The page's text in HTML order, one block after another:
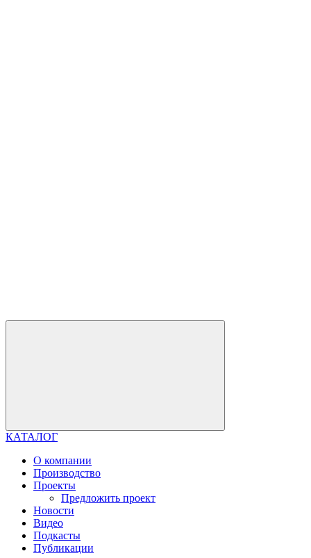
КАТАЛОГ
О компании
Производство
Проекты
Предложить проект
Новости
Видео
Подкасты
Публикации